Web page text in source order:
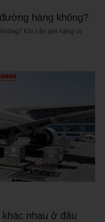
hàng không?
Khi cần gửi hàng ra
nhau ở đâu